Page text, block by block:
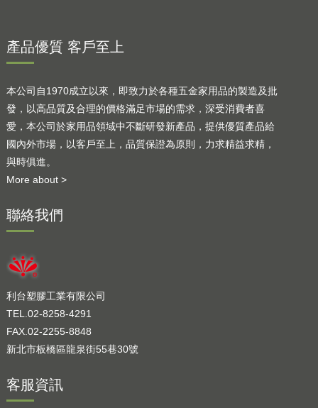
產品優質 客戶至上
本公司自1970成立以來，即致力於各種五金家用品的製造及批
發，以高品質及合理的價格滿足市場的需求，深受消費者喜
愛，本公司於家用品領域中不斷研發新產品，提供優質產品給
國內外市場，以客戶至上，品質保證為原則，力求精益求精，
與時俱進。
More about >
聯絡我們
利台塑膠工業有限公司
TEL.02-8258-4291
FAX.02-2255-8848
新北市板橋區龍泉街55巷30號
客服資訊